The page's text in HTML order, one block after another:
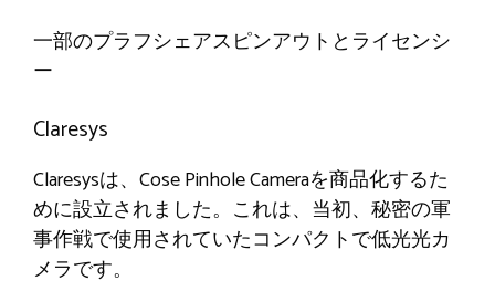
一部のプラフシェアスピンアウトとライセンシ
ー
Claresys
Claresysは、Cose Pinhole Cameraを商品化するた
めに設立されました。これは、当初、秘密の軍
事作戦で使用されていたコンパクトで低光光カ
メラです。